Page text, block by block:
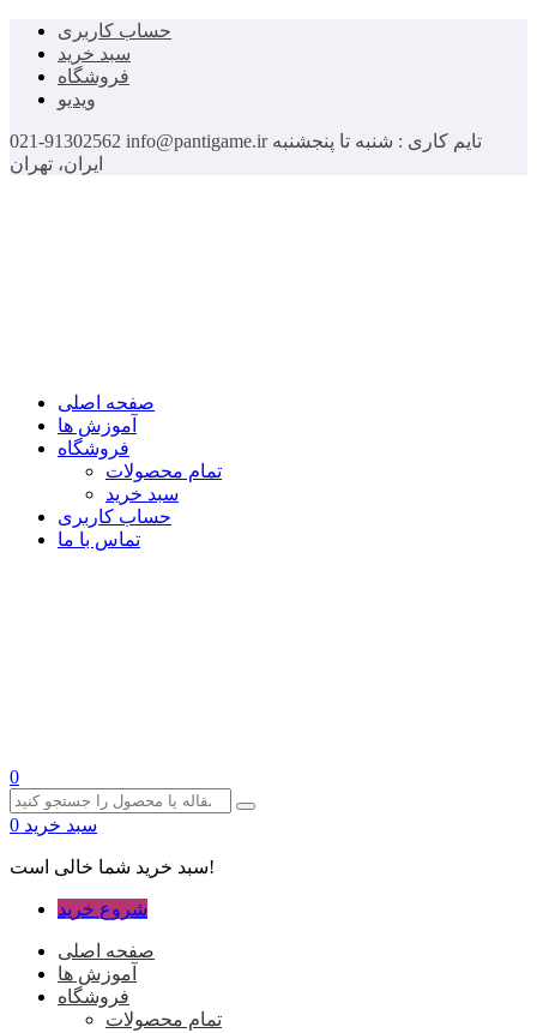
حساب کاربری
سبد خرید
فروشگاه
ویدیو
021-91302562 info@pantigame.ir تایم کاری : شنبه تا پنجشنبه
ایران، تهران
صفحه اصلی
آموزش ها
فروشگاه
تمام محصولات
سبد خرید
حساب کاربری
تماس با ما
0
سبد خرید 0
سبد خرید شما خالی است!
شروع خرید
صفحه اصلی
آموزش ها
فروشگاه
تمام محصولات